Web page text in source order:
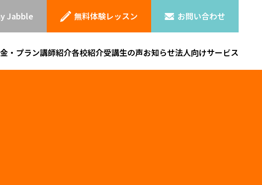
Jabble 無料体験レッスン お問い合わせ
・プラン講師紹介各校紹介受講生の声お知らせ法人向けサービス